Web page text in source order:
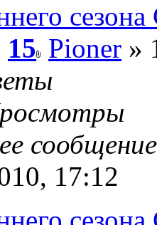
15 Pioner »
17:12